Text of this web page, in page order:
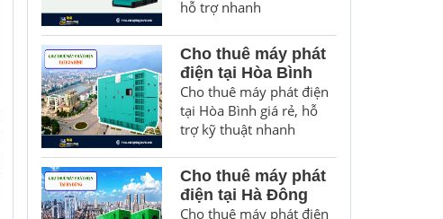
hỗ trợ nhanh
Cho thuê máy phát
điện tại Hòa Bình
Cho thuê máy phát điện
tại Hòa Bình giá rẻ, hỗ
trợ kỹ thuật nhanh
Cho thuê máy phát
điện tại Hà Đông
Cho thuê máy phát điện